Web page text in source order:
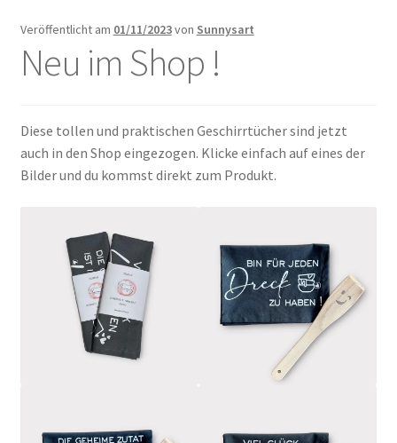
Deko / Home
Tassen / Keramik
Unternehmen / Referenzen
Veröffentlicht am 01/11/2023von Sunnysart
Neu im Shop !
Diese tollen und praktischen Geschirrtücher sind jetzt
auch in den Shop eingezogen. Klicke einfach auf eines der
Bilder und du kommst direkt zum Produkt.